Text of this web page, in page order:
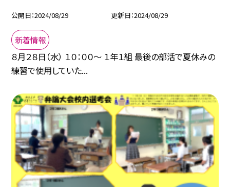
公開日 2024/08/29 更新日 2024/08/29
新着情報
８月２８日（水） １０：００～ １年１組 最後の部活で夏休みの
練習で使用していた...